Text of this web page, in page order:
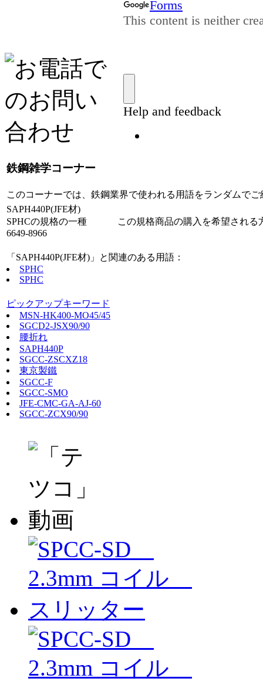
鉄鋼雑学コーナー
このコーナーでは、鉄鋼業界で使われる用語をランダムで
SAPH440P(JFE材)
SPHCの規格の一種 この規格商品の購入を希望される
6649-8966
「SAPH440P(JFE材)」と関連のある用語：
SPHC
SPHC
ピックアップキーワード
MSN-HK400-MO45/45
SGCD2-JSX90/90
腰折れ
SAPH440P
SGCC-ZSCXZ18
東京製鐵
SGCC-F
SGCC-SMO
JFE-CMC-GA-AJ-60
SGCC-ZCX90/90